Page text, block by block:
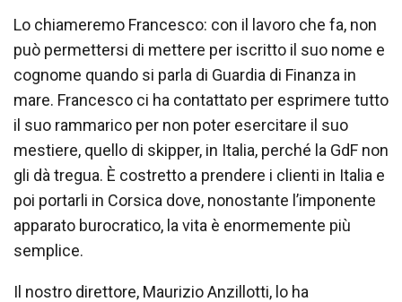
Lo chiameremo Francesco: con il lavoro che fa, non
può permettersi di mettere per iscritto il suo nome e
cognome quando si parla di Guardia di Finanza in
mare. Francesco ci ha contattato per esprimere tutto
il suo rammarico per non poter esercitare il suo
mestiere, quello di skipper, in Italia, perché la GdF non
gli dà tregua. È costretto a prendere i clienti in Italia e
poi portarli in Corsica dove, nonostante l’imponente
apparato burocratico, la vita è enormemente più
semplice.
Il nostro direttore, Maurizio Anzillotti, lo ha